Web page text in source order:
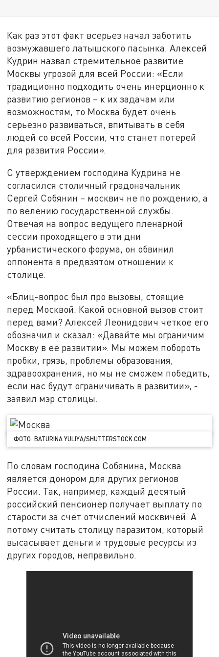
Как раз этот факт всерьез начал заботить
возмужавшего латышского пасынка. Алексей
Кудрин назвал стремительное развитие
Москвы угрозой для всей России: «Если
традиционно подходить очень инерционно к
развитию регионов – к их задачам или
возможностям, то Москва будет очень
серьезно развиваться, впитывать в себя
людей со всей России, что станет потерей
для развития России».
С утверждением господина Кудрина не
согласился столичный градоначальник
Сергей Собянин – москвич не по рождению, а
по велению государственной службы.
Отвечая на вопрос ведущего пленарной
сессии проходящего в эти дни
урбанистического форума, он обвинил
оппонента в предвзятом отношении к
столице.
«Блиц-вопрос был про вызовы, стоящие
перед Москвой. Какой основной вызов стоит
перед вами? Алексей Леонидович четкое его
обозначил и сказал: «Давайте мы ограничим
Москву в ее развитии». Мы можем побороть
пробки, грязь, проблемы образования,
здравоохранения, но мы не сможем победить,
если нас будут ограничивать в развитии», -
заявил мэр столицы.
ФОТО: BATURINA YULIYA/SHUTTERSTOCK.COM
По словам господина Собянина, Москва
является донором для других регионов
России. Так, например, каждый десятый
российский пенсионер получает выплату по
старости за счет отчислений москвичей. А
потому считать столицу паразитом, который
высасывает деньги и трудовые ресурсы из
других городов, неправильно.